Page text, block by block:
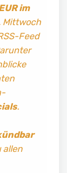
im
Mittwoch
Feed
.
allen